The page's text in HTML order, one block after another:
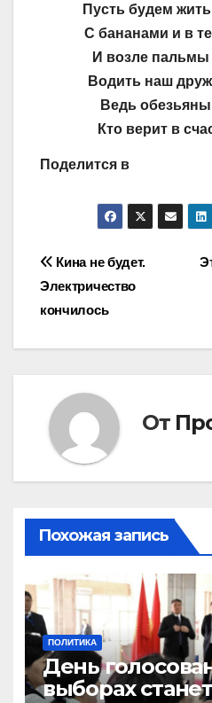
Пусть будем
С бананами и в
И возле
Водить наш
Ведь обезьяны
Кто верит в
Поделится в
Навигация
по
записям
Кина не будет.
Электричество
кончилось
От
Похожая запись
ПОЛИТИКА
День
выборах